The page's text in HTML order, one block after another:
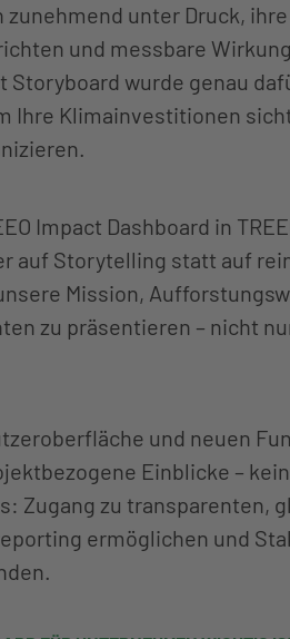
unter Druck,
und messbare
Storyboard wurde genau
Ihre Klimainvestitionen
Impact Dashboard in
auf Storytelling statt auf
Mission,
zu präsentieren – nicht
und neuen
Einblicke –
Zugang zu transparenten,
ermöglichen und